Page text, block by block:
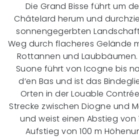
Die Grand Bisse führt um
Châtelard herum und
sonnengegerbten
Weg durch flacheres Gelände
Rottannen und Laubbäumen.
Suone führt von Icogne bis
d’en Bas und ist das
Orten in der Louable
Strecke zwischen Diogne und
und weist einen Abstieg von
Aufstieg von 100 m